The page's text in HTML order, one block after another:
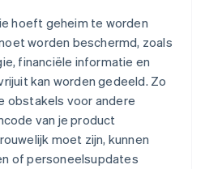
hoeft geheim te worden
worden beschermd, zoals
financiële informatie en
kan worden gedeeld. Zo
obstakels voor andere
van je product
moet zijn, kunnen
of personeelsupdates